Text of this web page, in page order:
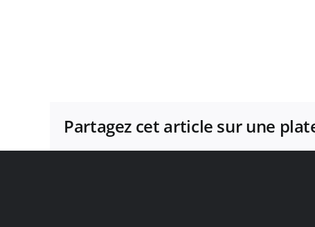
Partagez cet article sur une